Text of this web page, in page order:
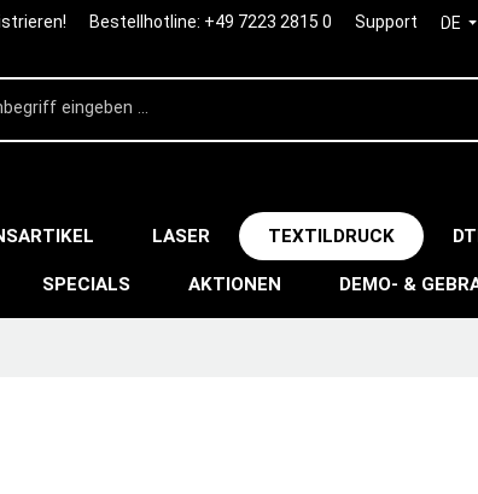
Bestellhotline: +49 7223 2815 0 Support DE
LASER TEXTILDRUCK
SPECIALS AKTIONEN DEMO- &